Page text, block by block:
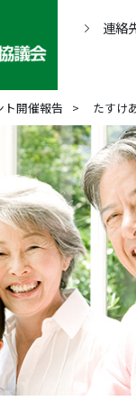
連絡
ト開催報告 たすけ